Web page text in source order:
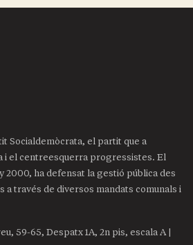
Socialdemòcrata, el partit que a
i el centreesquerra progressistes. El
2000, ha defensat la gestió pública des
a través de diversos mandats comunals i
59-65, Despatx 1A, 2n pis, escala A |